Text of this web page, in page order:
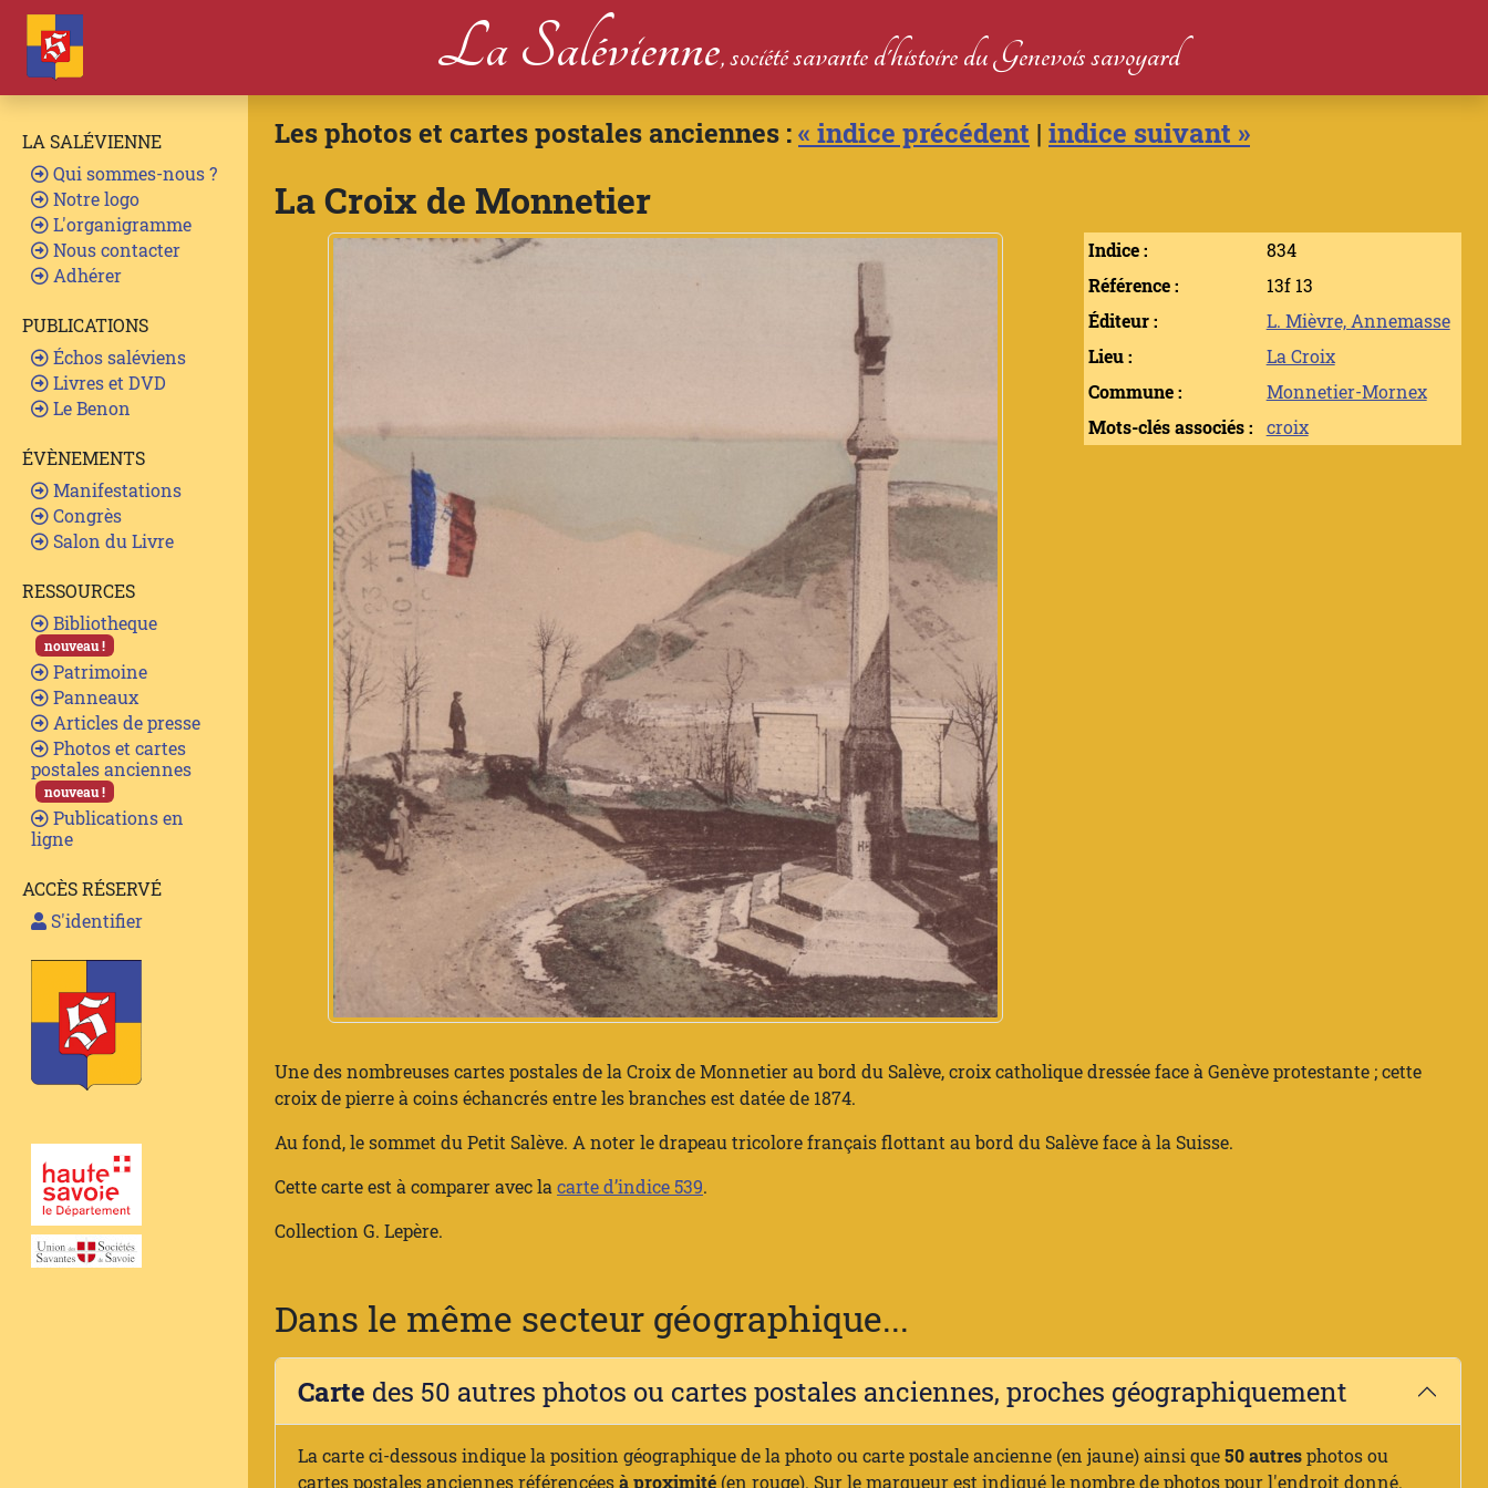
La Salévienne, société savante d'histoire du Genevois savoyard
LA SALÉVIENNE
Qui sommes-nous ?
Notre logo
L'organigramme
Nous contacter
Adhérer
PUBLICATIONS
Échos saléviens
Livres et DVD
Le Benon
ÉVÈNEMENTS
Manifestations
Congrès
Salon du Livre
RESSOURCES
Bibliotheque
nouveau !
Patrimoine
Panneaux
Articles de presse
Photos et cartes
postales anciennes
nouveau !
Publications en
ligne
ACCÈS RÉSERVÉ
S'identifier
Les photos et cartes postales anciennes :« indice précédent | indice suivant »
La Croix de Monnetier
Indice :
834
Référence :
13f 13
Éditeur :
L. Mièvre, Annemasse
Lieu :
La Croix
Commune :
Monnetier-Mornex
Mots-clés associés :
croix
Une des nombreuses cartes postales de la Croix de Monnetier au bord du Salève, croix catholique dressée face à Genève protestante ; cette
croix de pierre à coins échancrés entre les branches est datée de 1874.
Au fond, le sommet du Petit Salève. A noter le drapeau tricolore français flottant au bord du Salève face à la Suisse.
Cette carte est à comparer avec la carte d’indice 539.
Collection G. Lepère.
Dans le même secteur géographique...
Carte des 50 autres photos ou cartes postales anciennes, proches géographiquement
La carte ci-dessous indique la position géographique de la photo ou carte postale ancienne (en jaune) ainsi que50 autresphotos ou
cartes postales anciennes référencéesà proximité (en rouge). Sur le marqueur est indiqué le nombre de photos pour l'endroit donné.